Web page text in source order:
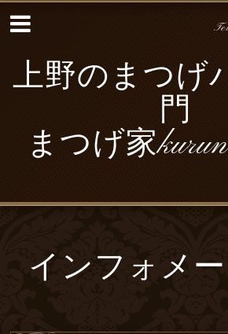
上野のまつげ
門
まつげ家
インフォメ